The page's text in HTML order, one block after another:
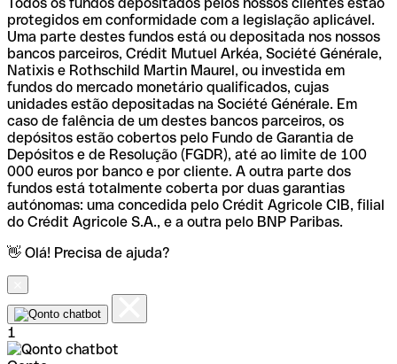
Todos os fundos depositados pelos nossos clientes estão
protegidos em conformidade com a legislação aplicável.
Uma parte destes fundos está ou depositada nos nossos
bancos parceiros, Crédit Mutuel Arkéa, Société Générale,
Natixis e Rothschild Martin Maurel, ou investida em
fundos do mercado monetário qualificados, cujas
unidades estão depositadas na Société Générale. Em
caso de falência de um destes bancos parceiros, os
depósitos estão cobertos pelo Fundo de Garantia de
Depósitos e de Resolução (FGDR), até ao limite de 100
000 euros por banco e por cliente. A outra parte dos
fundos está totalmente coberta por duas garantias
autónomas: uma concedida pelo Crédit Agricole CIB, filial
do Crédit Agricole S.A., e a outra pelo BNP Paribas.
👋 Olá! Precisa de ajuda?
1